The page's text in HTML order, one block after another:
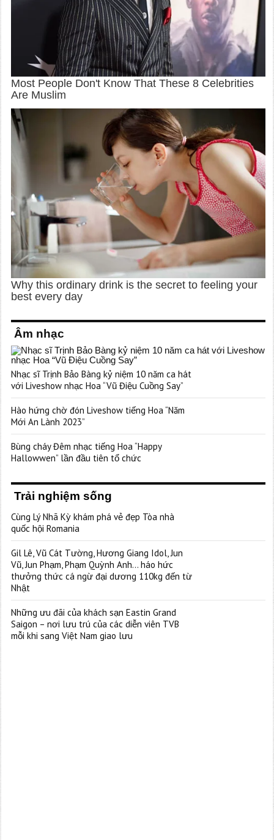
Âm nhạc
Nhạc sĩ Trịnh Bảo Bàng kỷ niệm 10 năm ca hát
với Liveshow nhạc Hoa “Vũ Điệu Cuồng Say”
Hào hứng chờ đón Liveshow tiếng Hoa “Năm
Mới An Lành 2023”
Bùng cháy Đêm nhạc tiếng Hoa “Happy
Hallowwen” lần đầu tiên tổ chức
Trải nghiệm sống
Cùng Lý Nhã Kỳ khám phá vẻ đẹp Tòa nhà
quốc hội Romania
Gil Lê, Vũ Cát Tường, Hương Giang Idol, Jun
Vũ, Jun Phạm, Phạm Quỳnh Anh… háo hức
thưởng thức cá ngừ đại dương 110kg đến từ
Nhật
Những ưu đãi của khách sạn Eastin Grand
Saigon – nơi lưu trú của các diễn viên TVB
mỗi khi sang Việt Nam giao lưu